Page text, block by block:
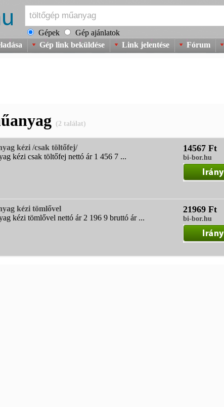
Gépek Gép ajánlatok
Gép link beküldése Link jelentése Fórum
(2 találat)
kézi /csak töltőfej/
kézi csak töltőfej nettó ár 1 456 7 ...
14567 Ft
bi-bor.hu
kézi tömlővel
kézi tömlővel nettó ár 2 196 9 bruttó ár ...
21969 Ft
bi-bor.hu